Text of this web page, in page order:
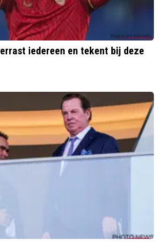
iedereen en tekent bij deze